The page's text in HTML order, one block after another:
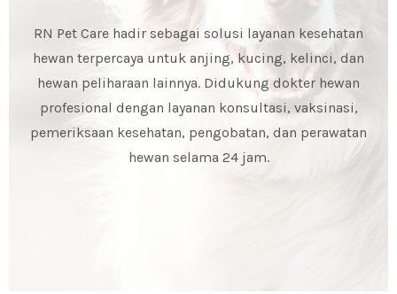
RN Pet Care hadir sebagai solusi layanan kesehatan
hewan terpercaya untuk anjing, kucing, kelinci, dan
hewan peliharaan lainnya. Didukung dokter hewan
profesional dengan layanan konsultasi, vaksinasi,
pemeriksaan kesehatan, pengobatan, dan perawatan
hewan selama 24 jam.